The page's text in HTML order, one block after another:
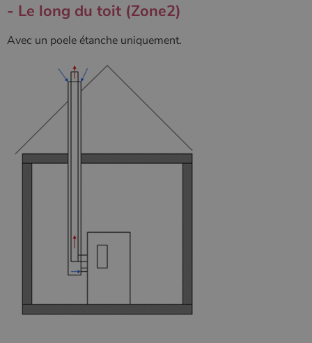
- Le long du toit (Zone2)
Avec un poele étanche uniquement.